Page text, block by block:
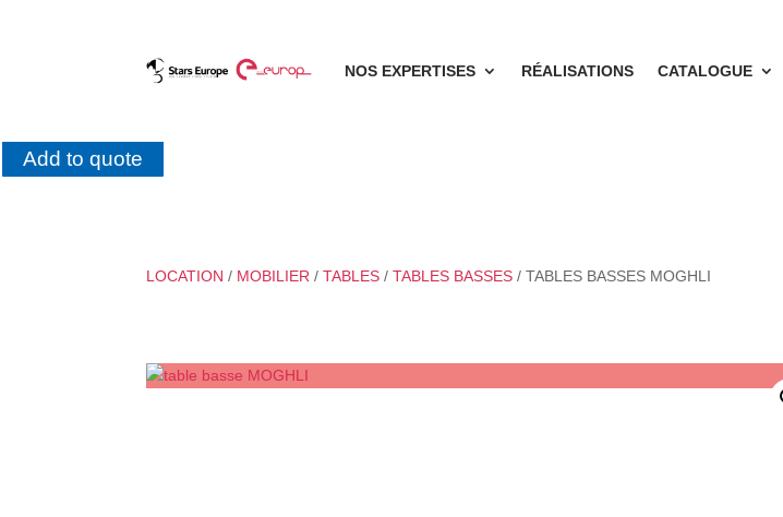
NOS EXPERTISES RÉALISATIONS CATALOGUE
Add to quote
LOCATION / MOBILIER /TABLES /TABLES BASSES / TABLES BASSES MOGHLI